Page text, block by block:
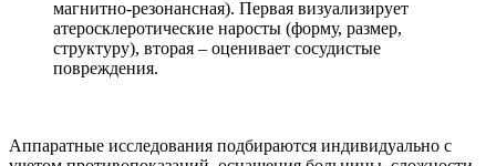
магнитно-резонансная). Первая визуализирует
атеросклеротические наросты (форму, размер,
структуру), вторая – оценивает сосудистые
повреждения.
Аппаратные исследования подбираются индивидуально с